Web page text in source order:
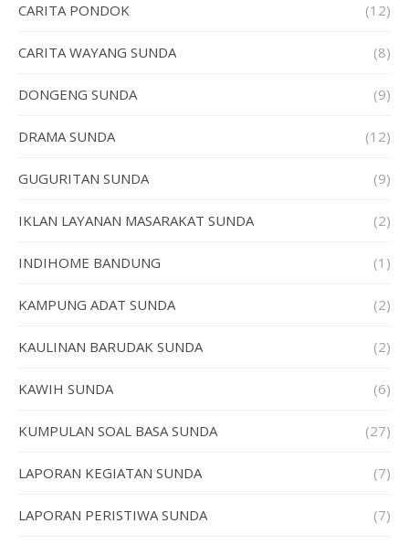
CARITA PONDOK (12)
CARITA WAYANG SUNDA (8)
DONGENG SUNDA (9)
DRAMA SUNDA (12)
GUGURITAN SUNDA (9)
IKLAN LAYANAN MASARAKAT SUNDA (2)
INDIHOME BANDUNG (1)
KAMPUNG ADAT SUNDA (2)
KAULINAN BARUDAK SUNDA (2)
KAWIH SUNDA (6)
KUMPULAN SOAL BASA SUNDA (27)
LAPORAN KEGIATAN SUNDA (7)
LAPORAN PERISTIWA SUNDA (7)